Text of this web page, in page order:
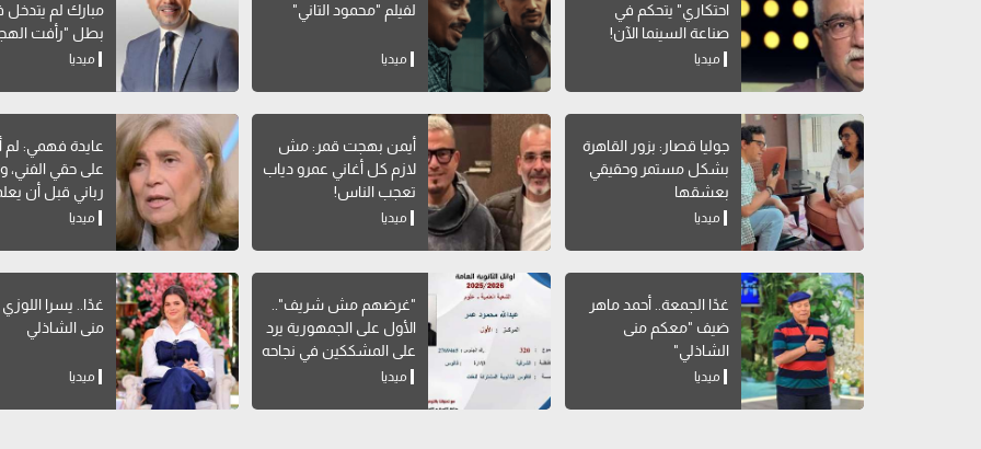
احتكاري" يتحكم في
صناعة السينما الآن!
ميديا
لفيلم "محمود التاني"
ميديا
مبارك لم يتدخل
بطل "رأفت
ميديا
جوليا قصار: بزور القاهرة
بشكل مستمر وحقيقي
بعشقها
ميديا
أيمن بهجت قمر: مش
لازم كل أغاني عمرو دياب
تعجب الناس!
ميديا
عايدة فهمي:
على حقي الفني،
رباني قبل أن
التمثيل
ميديا
غدًا الجمعة.. أحمد ماهر
ضيف "معكم منى
الشاذلي"
ميديا
"غرضهم مش شريف"..
الأول على الجمهورية يرد
على المشككين في نجاحه
ميديا
غدًا.. يسرا
منى الشاذلي
ميديا